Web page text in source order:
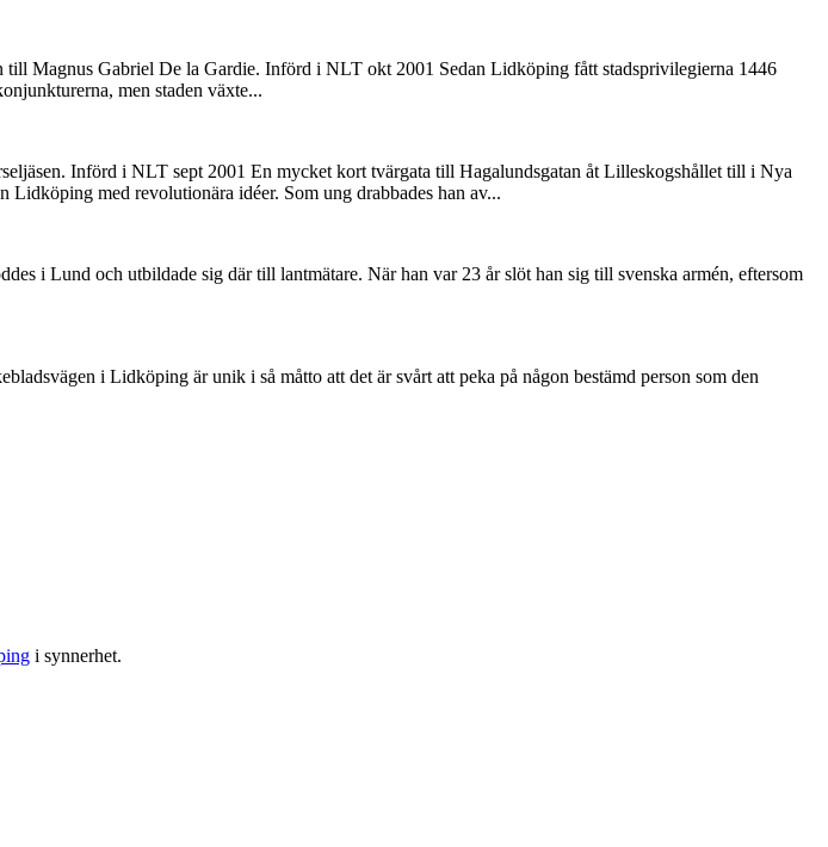
Magnus Gabriel De la Gardie. Införd i NLT okt 2001 Sedan Lidköping fått stadsprivilegierna 1446
men staden växte...
Införd i NLT sept 2001 En mycket kort tvärgata till Hagalundsgatan åt Lilleskogshållet till i Nya
Lidköping med revolutionära idéer. Som ung drabbades han av...
i Lund och utbildade sig där till lantmätare. När han var 23 år slöt han sig till svenska armén, eftersom
i Lidköping är unik i så måtto att det är svårt att peka på någon bestämd person som den
i synnerhet.